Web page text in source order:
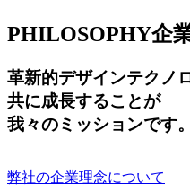
PHILOSOPHY企
革新的デザインテクノ
共に成長することが
我々のミッションです。
弊社の企業理念について